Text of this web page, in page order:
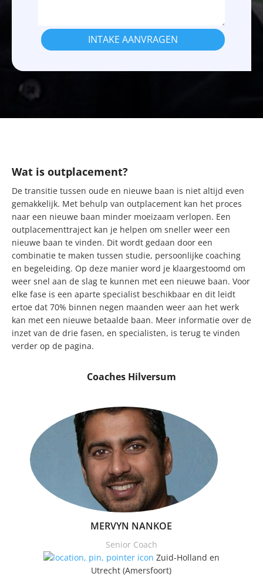
INTAKE AANVRAGEN
Wat is outplacement?
De transitie tussen oude en nieuwe baan is niet altijd even
gemakkelijk. Met behulp van outplacement kan het proces
naar een nieuwe baan minder moeizaam verlopen. Een
outplacementtraject kan je helpen om sneller weer een
nieuwe baan te vinden. Dit wordt gedaan door een
combinatie te maken tussen studie, persoonlijke coaching
en begeleiding. Op deze manier word je klaargestoomd om
weer snel aan de slag te kunnen met een nieuwe baan. Voor
elke fase is een aparte specialist beschikbaar en dit leidt
ertoe dat 70% binnen negen maanden weer aan het werk
kan met een nieuwe betaalde baan. Meer informatie over de
inzet van de drie fasen, en specialisten, is terug te vinden
verder op de pagina.
Coaches Hilversum
MERVYN NANKOE
Senior Coach
Zuid-Holland en
Utrecht (Amersfoort)